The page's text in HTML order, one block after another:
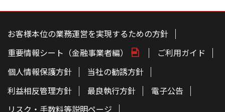
こ
お客様本位の業務運営を実現するための方針
重要情報シート（金融事業者編）
ご利用ガイド
個人情報保護方針
当社の勧誘方針
利益相反管理方針
最良執行方針
電子公告
リスク・手数料等説明ページ